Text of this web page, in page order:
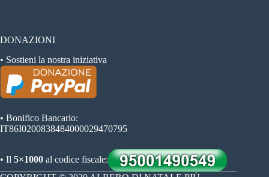
DONAZIONI
• Sostieni la nostra iniziativa
• Bonifico Bancario:
IT86I0200838484000029470795
• Il 5×1000 al codice fiscale: